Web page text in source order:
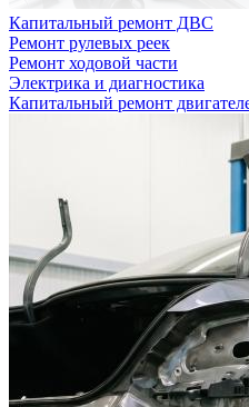
Капитальный ремонт ДВС
Ремонт рулевых реек
Ремонт ходовой части
Электрика и диагностика
Капитальный ремонт